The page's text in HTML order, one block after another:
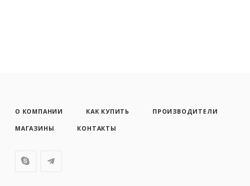
О КОМПАНИИ КАК КУПИТЬ
ПРОИЗВОДИТЕЛИ
МАГАЗИНЫ
КОНТАКТЫ